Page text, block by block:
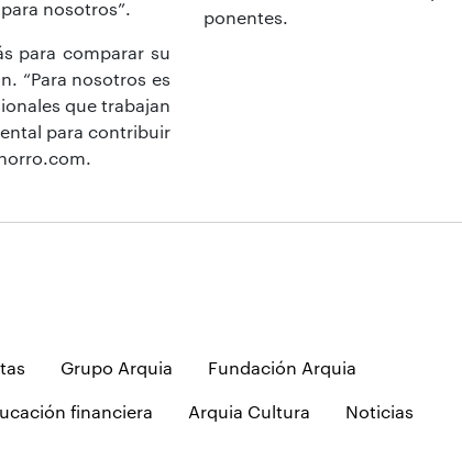
nosotros”.
para comparar su
“Para nosotros es
que trabajan
para contribuir
ponentes.
Grupo Arquia Fundación Arquia
financiera Arquia Cultura Noticias